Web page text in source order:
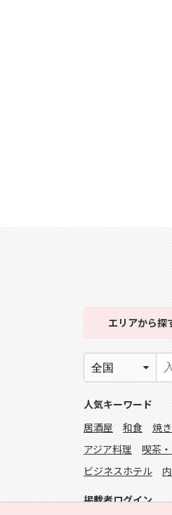
エリアから探
人気キーワード
居酒屋
和食 焼
アジア料理
喫茶
ビジネスホテル
掲載者ログイン